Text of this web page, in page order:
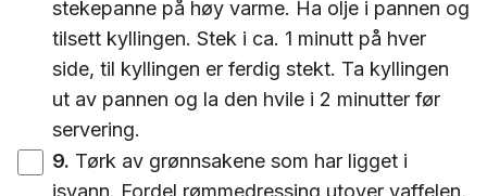
stekepanne på høy varme. Ha olje i pannen og
tilsett kyllingen. Stek i ca. 1 minutt på hver
side, til kyllingen er ferdig stekt. Ta kyllingen
ut av pannen og la den hvile i 2 minutter før
servering.
9. Tørk av grønnsakene som har ligget i
isvann. Fordel rømmedressing utover vaffelen,